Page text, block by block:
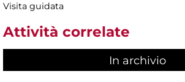
Visita guidata
Attività correlate
In archivio